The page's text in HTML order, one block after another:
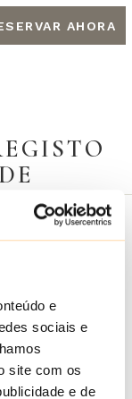
e
sociais e
site com os
e de
AHORA
Nº 4526